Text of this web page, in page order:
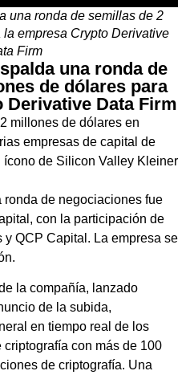
una ronda de semillas de 2
empresa Crypto Derivative
Firm
una ronda de
de dólares para
Derivative Data Firm
millones de dólares en
empresas de capital de
ícono de Silicon Valley Kleiner
de negociaciones fue
con la participación de
y QCP Capital. La empresa se
la compañía, lanzado
de la subida,
en tiempo real de los
con más de 100
de criptografía. Una